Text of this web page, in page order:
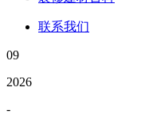
联系我们
09
2026
-